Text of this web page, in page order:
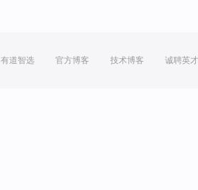
有道智选 官方博客 技术博客 诚聘英才